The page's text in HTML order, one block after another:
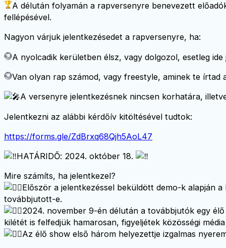
A délután folyamán a rapversenyre benevezett
fellépésével.
Nagyon várjuk jelentkezésedet a rapversenyre, ha:
A nyolcadik kerületben élsz, vagy dolgozol, esetleg ide
Van olyan rap számod, vagy freestyle, aminek te írtad
A versenyre jelentkezésnek nincsen korhatára,
Jelentkezni az alábbi kérdőív kitöltésével tudtok:
https://forms.gle/ZdBrxq68Qjh5AoL47
HATÁRIDŐ: 2024. október 18.
Mire számíts, ha jelentkezel?
Először a jelentkezéssel beküldött demo-k alapján
továbbjutott-e.
2024. november 9-én délután a továbbjutók egy
kilétét is felfedjük hamarosan, figyeljétek közösségi
Az élő show első három helyezettje izgalmas